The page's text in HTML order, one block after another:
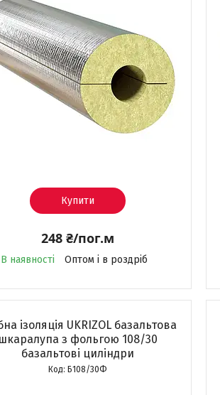
Купити
248 ₴/пог.м
В наявності Оптом і в роздріб
ізоляція UKRIZOL базальтова
шкаралупа з фольгою 108/30
базальтові циліндри
Б108/30Ф